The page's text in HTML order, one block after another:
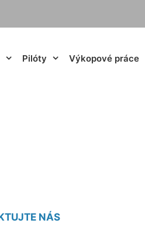
Pilóty Výkopové práce
NÁS